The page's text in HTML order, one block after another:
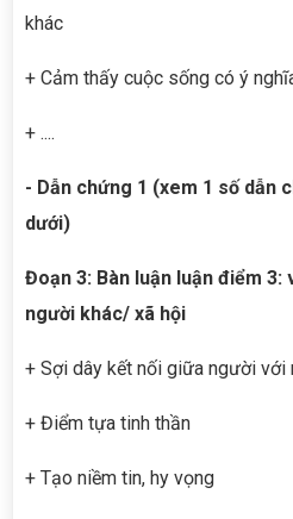
khác
+ Cảm thấy cuộc sống có ý
+ ....
- Dẫn chứng 1 (xem 1 số dẫn
dưới)
Đoạn 3: Bàn luận luận điểm
người khác/ xã hội
+ Sợi dây kết nối giữa người với
+ Điểm tựa tinh thần
+ Tạo niềm tin, hy vọng